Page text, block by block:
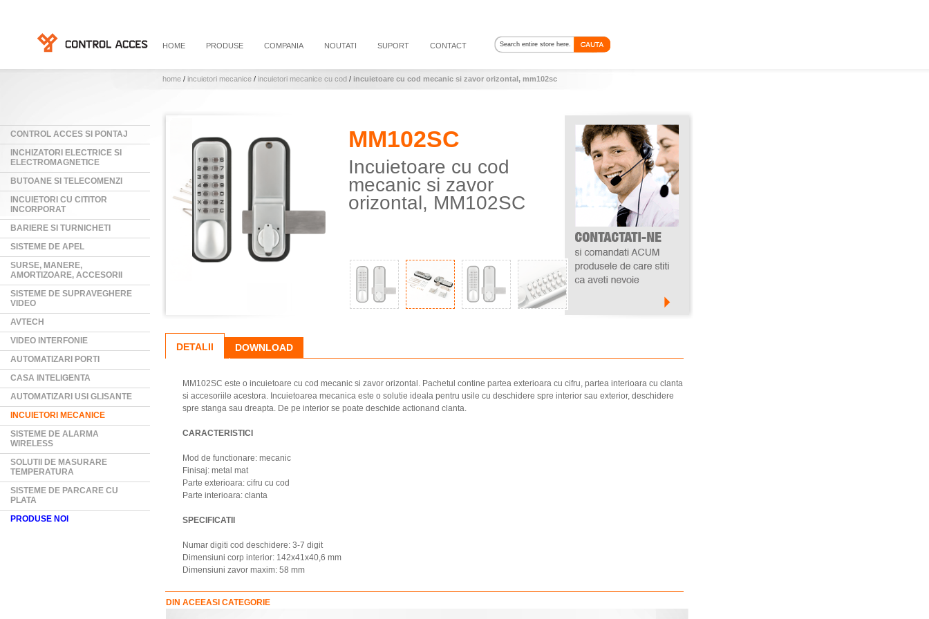
HOME PRODUSE COMPANIA NOUTATI SUPORT CONTACT
home / incuietori mecanice / incuietori mecanice cu cod / incuietoare cu cod mecanic si zavor orizontal, mm102sc
CONTROL ACCES SI PONTAJ
INCHIZATORI ELECTRICE SI
ELECTROMAGNETICE
BUTOANE SI TELECOMENZI
INCUIETORI CU CITITOR
INCORPORAT
BARIERE SI TURNICHETI
SISTEME DE APEL
SURSE, MANERE,
AMORTIZOARE, ACCESORII
SISTEME DE SUPRAVEGHERE
VIDEO
AVTECH
VIDEO INTERFONIE
AUTOMATIZARI PORTI
CASA INTELIGENTA
AUTOMATIZARI USI GLISANTE
INCUIETORI MECANICE
SISTEME DE ALARMA
WIRELESS
SOLUTII DE MASURARE
TEMPERATURA
SISTEME DE PARCARE CU
PLATA
PRODUSE NOI
MM102SC
Incuietoare cu cod
mecanic si zavor
orizontal, MM102SC
DETALII DOWNLOAD
MM102SC este o incuietoare cu cod mecanic si zavor orizontal. Pachetul contine partea exterioara cu cifru, partea interioara cu clanta
si accesoriile acestora. Incuietoarea mecanica este o solutie ideala pentru usile cu deschidere spre interior sau exterior, deschidere
spre stanga sau dreapta. De pe interior se poate deschide actionand clanta.
CARACTERISTICI
Mod de functionare: mecanic
Finisaj: metal mat
Parte exterioara: cifru cu cod
Parte interioara: clanta
SPECIFICATII
Numar digiti cod deschidere: 3-7 digit
Dimensiuni corp interior: 142x41x40,6 mm
Dimensiuni zavor maxim: 58 mm
DIN ACEEASI CATEGORIE